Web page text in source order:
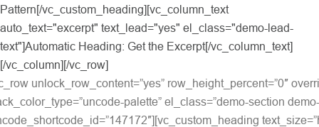
Pattern[/vc_custom_heading][vc_column_text
auto_text="excerpt" text_lead="yes" el_class="demo-lead-
text"]Automatic Heading: Get the Excerpt[/vc_column_text]
[/vc_column][/vc_row]
unlock_row_content=”yes” row_height_percent=”0″
palette” el_class=”demo-section